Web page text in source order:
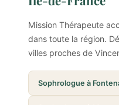
Mission Thérapeute
dans toute la région.
villes proches de
Sophrologue à